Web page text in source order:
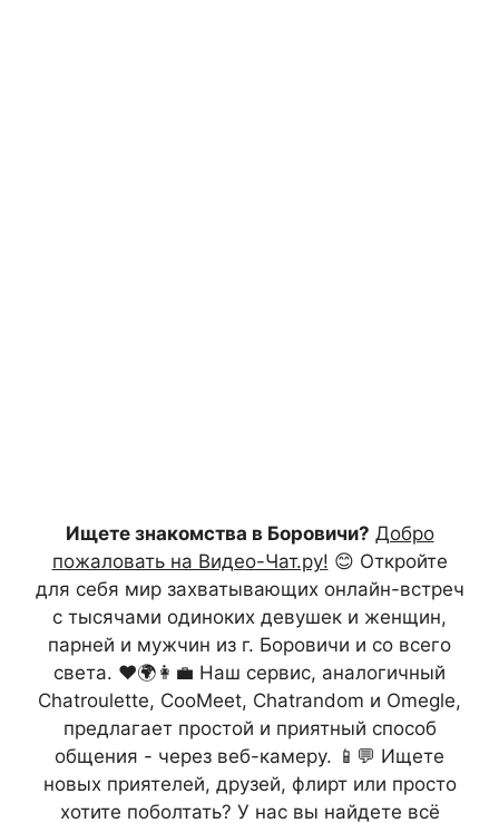
Ищете знакомства в Боровичи? Добро
пожаловать на Видео-Чат.ру! 😊 Откройте
для себя мир захватывающих онлайн-встреч
с тысячами одиноких девушек и женщин,
парней и мужчин из г. Боровичи и со всего
света. ❤️🌍👩‍💼 Наш сервис, аналогичный
Chatroulette, CooMeet, Chatrandom и Omegle,
предлагает простой и приятный способ
общения - через веб-камеру. 📱💬 Ищете
новых приятелей, друзей, флирт или просто
хотите поболтать? У нас вы найдете всё